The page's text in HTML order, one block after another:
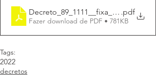
Decreto_89_1111__fixa_data_rec_ISS
.pdf
Fazer download de PDF • 781KB
Tags:
2022
decretos